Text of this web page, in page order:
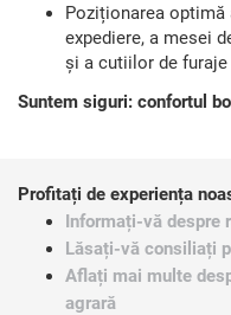
Poziționarea optimă
expediere, a mesei
și a cutiilor de furaje
Suntem siguri: confortul
Profitați de experiența
Informați-vă despre
Lăsați-vă consiliați
Aflați mai multe
agrară